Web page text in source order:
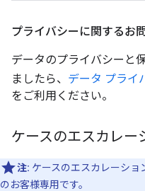
プライバシーに関するお
データのプライバシーと
ましたら、 データ プライ
をご利用ください。
ケースのエスカレー
注: ケースのエスカレーショ
のお客様専用です。